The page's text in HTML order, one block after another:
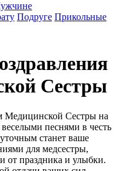
Подруге Прикольные
Сестры
Медицинской Сестры на
песнями в честь
станет ваше
для медсестры,
от праздника и улыбки.